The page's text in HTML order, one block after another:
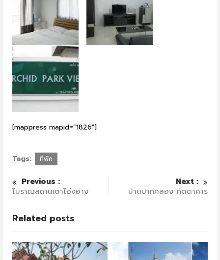
[mappress mapid=”1826″]
Tags: ที่พัก
Previous :
โบราณสถานเตาโอ่งอ่าง
Next :
บ้านปากคลอง ภัตตาคาร
Related posts